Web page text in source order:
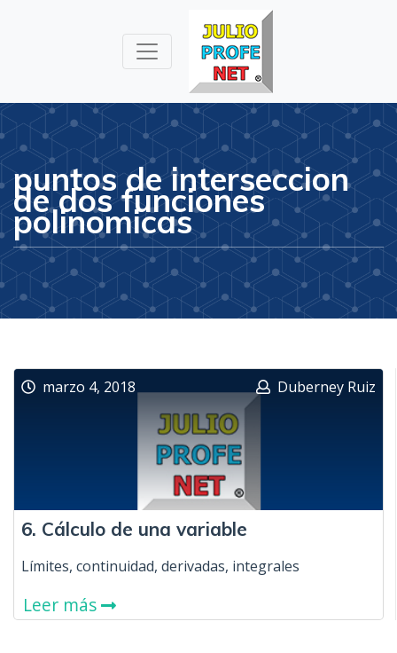
Física
puntos de interseccion
de dos funciones
polinomicas
marzo 4, 2018 Duberney Ruiz
6. Cálculo de una variable
Límites, continuidad, derivadas, integrales
Leer más